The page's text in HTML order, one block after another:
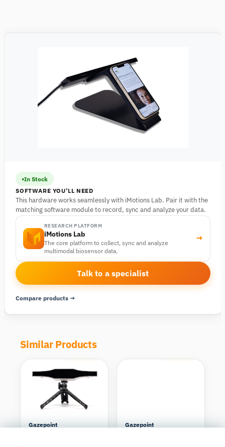
In Stock
SOFTWARE YOU’LL NEED
This hardware works seamlessly with iMotions Lab. Pair it with the
matching software module to record, sync and analyze your data.
RESEARCH PLATFORM
iMotions Lab
The core platform to collect, sync and analyze
multimodal biosensor data.
→
Talk to a specialist
Compare products →
Similar Products
Gazepoint
Compare
Gazepoint